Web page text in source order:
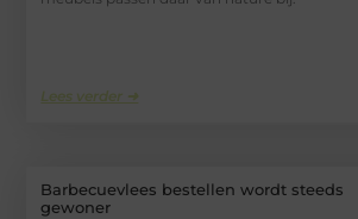
Lees verder ➜
Barbecuevlees bestellen wordt steeds
gewoner